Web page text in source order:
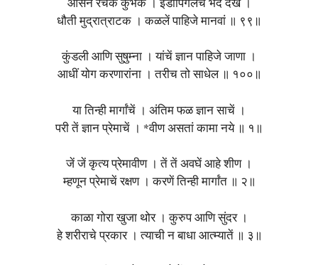
आसनें रेचक कुंभक । इडापिंगलेचे भेद देख ।
धौती मुद्रात्राटक । कळलें पाहिजे मानवां ॥ ९९॥
कुंडली आणि सुषुम्ना । यांचें ज्ञान पाहिजे जाणा ।
आधीं योग करणारांना । तरीच तो साधेल ॥ १००॥
या तिन्ही मार्गांचें । अंतिम फळ ज्ञान साचें ।
परी तें ज्ञान प्रेमाचें । *वीण असतां कामा नये ॥ १॥
जें जें कृत्य प्रेमावीण । तें तें अवघें आहे शीण ।
म्हणून प्रेमाचें रक्षण । करणें तिन्ही मार्गांत ॥ २॥
काळा गोरा खुजा थोर । कुरुप आणि सुंदर ।
हे शरीराचे प्रकार । त्याची न बाधा आत्म्यातें ॥ ३॥